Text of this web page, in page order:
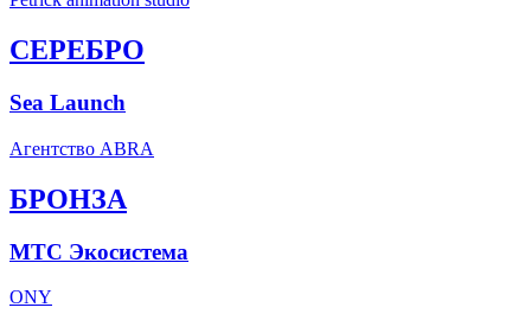
СЕРЕБРО
Sea Launch
Агентство ABRA
БРОНЗА
МТС Экосистема
ONY